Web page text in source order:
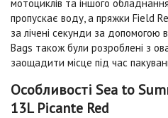
мотоциклів та іншого
пропускає воду, а пряжки Field
за лічені секунди за допомогою
Bags також були розроблені з
заощадити місце під час
Особливості Sea to
13L Picante Red